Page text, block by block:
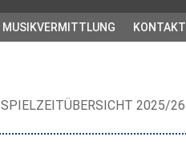
MUSIKVERMITTLUNG KONTAKT
SPIELZEITÜBERSICHT 2025/26